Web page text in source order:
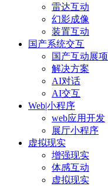
雷达互动
幻影成像
装置互动
国产系统交互
国产互动展项
解决方案
AI对话
AI交互
Web|小程序
web应用开发
展厅小程序
虚拟现实
增强现实
体感互动
虚拟现实